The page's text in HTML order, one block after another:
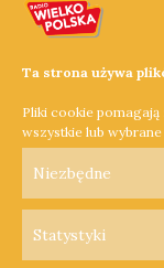
Ta strona używa
Pliki cookie
wszystkie lub
Niezbędne
Statystyki